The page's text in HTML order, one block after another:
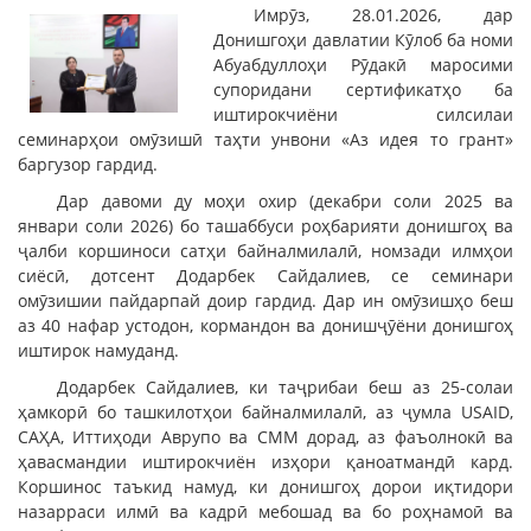
Имрӯз, 28.01.2026, дар
Донишгоҳи давлатии Кӯлоб ба номи
Абуабдуллоҳи Рӯдакӣ маросими
супоридани сертификатҳо ба
иштирокчиёни силсилаи
семинарҳои омӯзишӣ таҳти унвони «Аз идея то грант»
баргузор гардид.
Дар давоми ду моҳи охир (декабри соли 2025 ва
январи соли 2026) бо ташаббуси роҳбарияти донишгоҳ ва
ҷалби коршиноси сатҳи байналмилалӣ, номзади илмҳои
сиёсӣ, дотсент Додарбек Сайдалиев, се семинари
омӯзишии пайдарпай доир гардид. Дар ин омӯзишҳо беш
аз 40 нафар устодон, кормандон ва донишҷӯёни донишгоҳ
иштирок намуданд.
Додарбек Сайдалиев, ки таҷрибаи беш аз 25-солаи
ҳамкорӣ бо ташкилотҳои байналмилалӣ, аз ҷумла USAID,
САҲА, Иттиҳоди Аврупо ва СММ дорад, аз фаъолнокӣ ва
ҳавасмандии иштирокчиён изҳори қаноатмандӣ кард.
Коршинос таъкид намуд, ки донишгоҳ дорои иқтидори
назарраси илмӣ ва кадрӣ мебошад ва бо роҳнамоӣ ва